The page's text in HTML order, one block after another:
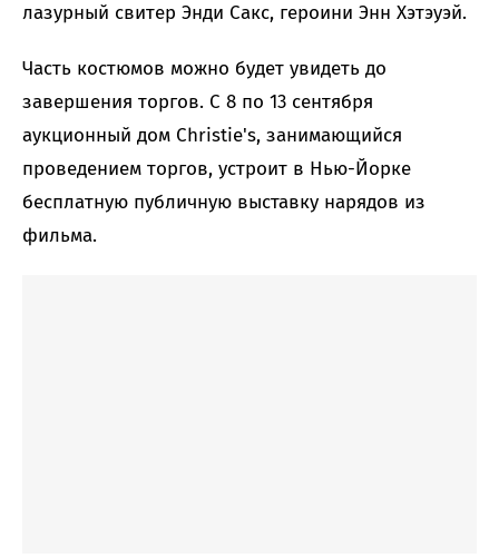
лазурный свитер Энди Сакс, героини Энн Хэтэуэй.
Часть костюмов можно будет увидеть до
завершения торгов. С 8 по 13 сентября
аукционный дом Christie's, занимающийся
проведением торгов, устроит в Нью-Йорке
бесплатную публичную выставку нарядов из
фильма.